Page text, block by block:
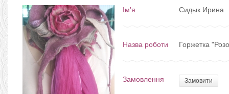
Ім'я Сидык Ирина
Назва роботи Горжетка
Замовлення Замовити